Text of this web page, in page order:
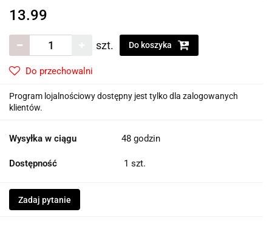
13.99
szt. Do koszyka
Do przechowalni
Program lojalnościowy dostępny jest tylko dla zalogowanych
klientów.
Wysyłka w ciągu 48 godzin
Dostępność 1 szt.
Zadaj pytanie